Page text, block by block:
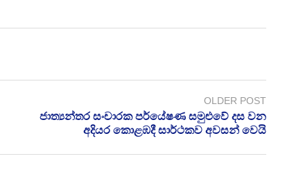
OLDER POST
ජාත්‍යන්තර සංචාරක පර්යේෂණ සමුළුවේ දස වන
අදියර කොළඹදී සාර්ථකව අවසන් වෙයි